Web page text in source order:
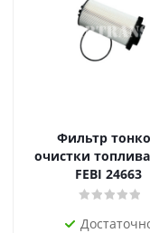
Фильтр
очистки
FEBI 24663